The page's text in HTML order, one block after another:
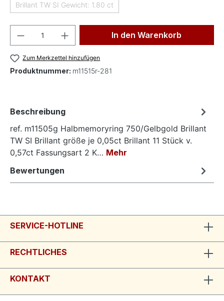
Brillant TW SI Gewicht: 1.80 ct(Diese Option ist zurzeit nicht verfügbar.)
Produkt Anzahl: Gib den gewünschten
In den Warenkorb
Zum Merkzettel hinzufügen
Produktnummer: m11515r-281
Beschreibung
ref. m11505g Halbmemoryring 750/Gelbgold Brillant
TW SI Brillant größe je 0,05ct Brillant 11 Stück v.
0,57ct Fassungsart 2 K… Mehr
Bewertungen
SERVICE-HOTLINE
RECHTLICHES
KONTAKT